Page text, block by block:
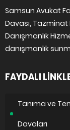
Samsun Avukat
Davası, Tazminat
Danışmanlık
danışmanlık
FAYDALI
Tanıma ve
Davaları